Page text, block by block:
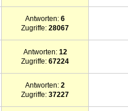
Antworten:6
Zugriffe:28067
Antworten: 12
Zugriffe:67224
Antworten:2
Zugriffe:37227